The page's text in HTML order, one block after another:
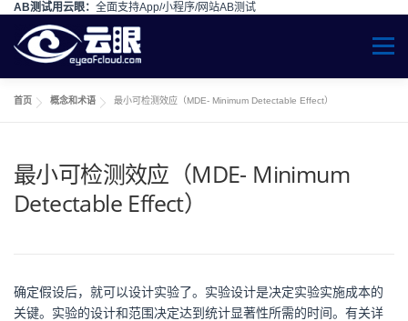
AB测试用云眼： 全面支持App/小程序/网站AB测试
Skip to content
Menu
首页 概念和术语 最小可检测效应（MDE- Minimum Detectable Effect）
最小可检测效应（MDE- Minimum
Detectable Effect）
确定假设后，就可以设计实验了。实验设计是决定实验实施成本的
关键。实验的设计和范围决定达到统计显著性所需的时间。有关详